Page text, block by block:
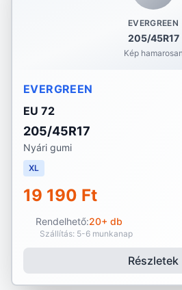
EVERGREEN
205/45R17
Kép hamarosan
EVERGREEN
EU 72
205/45R17
Nyári gumi
XL
19 190 Ft
Rendelhető:20+ db
Szállítás: 5-6 munkanap
Részletek